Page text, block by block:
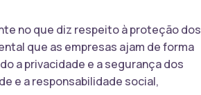
no que diz respeito à proteção dos
que as empresas ajam de forma
a privacidade e a segurança dos
e a responsabilidade social,